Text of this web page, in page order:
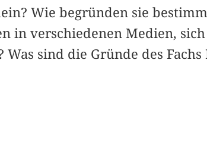
Wie begründen sie
in verschiedenen Medien,
Was sind die Gründe des